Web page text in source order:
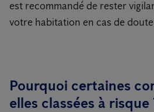
est recommandé de rester
votre habitation en cas de
Pourquoi certaines
elles classées à risque